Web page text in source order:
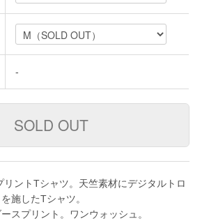
-
リントTシャツ。天竺素材にデジタルトロ
施したTシャツ。
スプリント。ワンウォッシュ。